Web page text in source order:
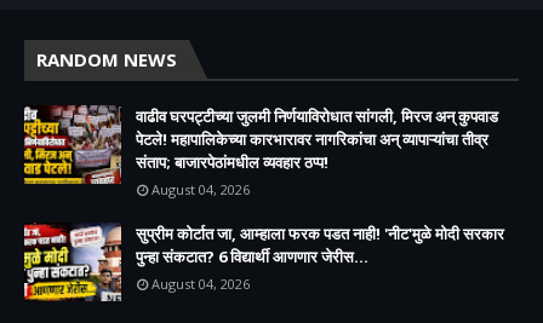
RANDOM NEWS
वाढीव घरपट्टीच्या जुलमी निर्णयाविरोधात सांगली, मिरज अन् कुपवाड
पेटले! महापालिकेच्या कारभारावर नागरिकांचा अन् व्यापाऱ्यांचा तीव्र
संताप; बाजारपेठांमधील व्यवहार ठप्प!​
August 04, 2026
सुप्रीम कोर्टात जा, आम्हाला फरक पडत नाही! 'नीट'मुळे मोदी सरकार
पुन्हा संकटात? 6 विद्यार्थी आणणार जेरीस...
August 04, 2026